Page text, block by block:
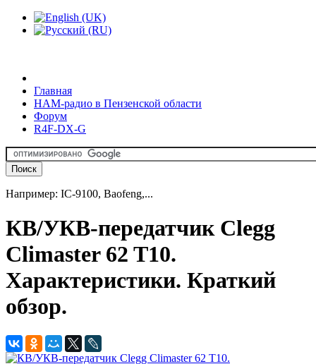
Главная
HAM-радио в Пензенской области
Форум
R4F-DX-G
Например: IC-9100, Baofeng,...
КВ/УКВ-передатчик Clegg
Climaster 62 T10.
Характеристики. Краткий
обзор.